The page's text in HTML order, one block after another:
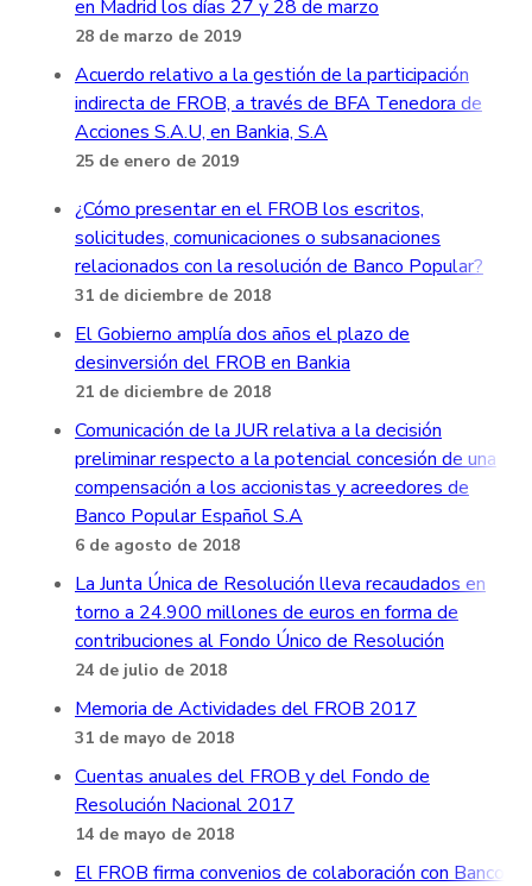
en Madrid los días 27 y 28 de marzo
28 de marzo de 2019
Acuerdo relativo a la gestión de la participación
indirecta de FROB, a través de BFA Tenedora de
Acciones S.A.U, en Bankia, S.A
25 de enero de 2019
¿Cómo presentar en el FROB los escritos,
solicitudes, comunicaciones o subsanaciones
relacionados con la resolución de Banco Popular?
31 de diciembre de 2018
El Gobierno amplía dos años el plazo de
desinversión del FROB en Bankia
21 de diciembre de 2018
Comunicación de la JUR relativa a la decisión
preliminar respecto a la potencial concesión de una
compensación a los accionistas y acreedores de
Banco Popular Español S.A
6 de agosto de 2018
La Junta Única de Resolución lleva recaudados en
torno a 24.900 millones de euros en forma de
contribuciones al Fondo Único de Resolución
24 de julio de 2018
Memoria de Actividades del FROB 2017
31 de mayo de 2018
Cuentas anuales del FROB y del Fondo de
Resolución Nacional 2017
14 de mayo de 2018
El FROB firma convenios de colaboración con Banco